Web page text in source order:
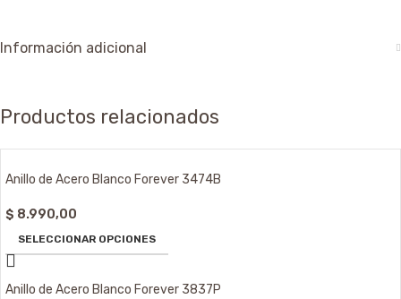
Información adicional
Productos relacionados
Anillo de Acero Blanco Forever 3474B
$ 8.990,00
SELECCIONAR OPCIONES
Anillo de Acero Blanco Forever 3837P